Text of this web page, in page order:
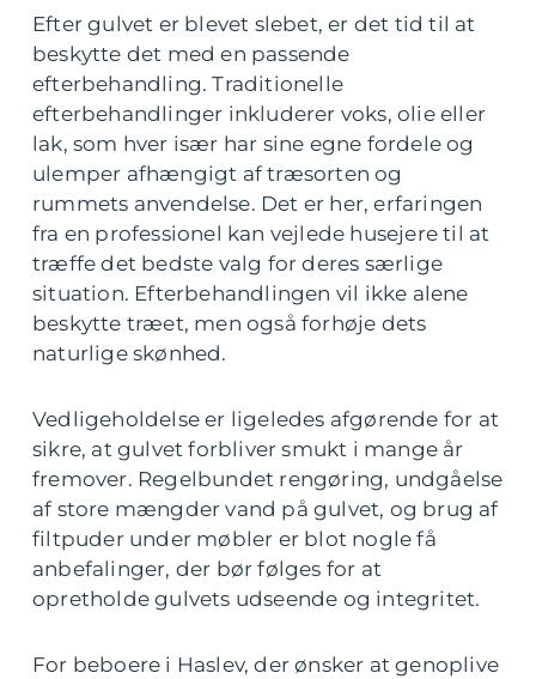
Efter gulvet er blevet slebet, er det tid til at
beskytte det med en passende
efterbehandling. Traditionelle
efterbehandlinger inkluderer voks, olie eller
lak, som hver især har sine egne fordele og
ulemper afhængigt af træsorten og
rummets anvendelse. Det er her, erfaringen
fra en professionel kan vejlede husejere til at
træffe det bedste valg for deres særlige
situation. Efterbehandlingen vil ikke alene
beskytte træet, men også forhøje dets
naturlige skønhed.
Vedligeholdelse er ligeledes afgørende for at
sikre, at gulvet forbliver smukt i mange år
fremover. Regelbundet rengøring, undgåelse
af store mængder vand på gulvet, og brug af
filtpuder under møbler er blot nogle få
anbefalinger, der bør følges for at
opretholde gulvets udseende og integritet.
For beboere i Haslev, der ønsker at genoplive